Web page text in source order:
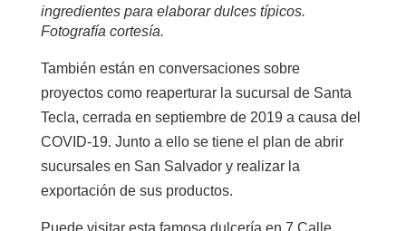
ingredientes para elaborar dulces típicos.
Fotografía cortesía.
También están en conversaciones sobre
proyectos como reaperturar la sucursal de Santa
Tecla, cerrada en septiembre de 2019 a causa del
COVID-19. Junto a ello se tiene el plan de abrir
sucursales en San Salvador y realizar la
exportación de sus productos.
Puede visitar esta famosa dulcería en 7 Calle